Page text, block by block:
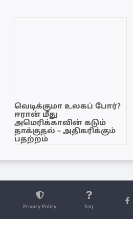
வெடிக்குமா உலகப் போர்?
ஈரான் மீது
அமெரிக்காவின் கடும்
தாக்குதல் – அதிகரிக்கும்
பதற்றம்
Privacy Policy Faq